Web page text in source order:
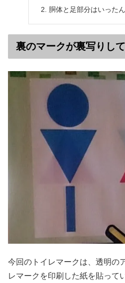
胴体と足部分はいった
裏のマークが裏写りし
今回のトイレマークは、透明の
レマークを印刷した紙を貼って